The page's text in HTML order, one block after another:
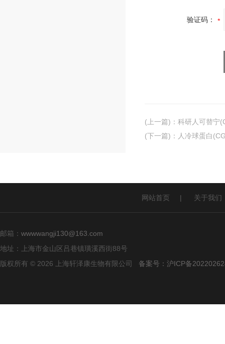
验证码：
(上一篇) ： 科研人可替宁
(下一篇) ： 人冷球蛋白
网站首页 | 关于我们
邮箱： wwwwangji130@163.com
地址：上海市金山区吕巷镇璜溪西街88号
版权所有 © 2026 上海轩泽康生物有限公司 备案号：沪ICP备